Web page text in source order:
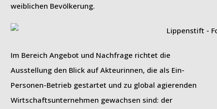
weiblichen Bevölkerung.
Im Bereich Angebot und Nachfrage richtet die
Ausstellung den Blick auf Akteurinnen, die als Ein-
Personen-Betrieb gestartet und zu global agierenden
Wirtschaftsunternehmen gewachsen sind: der